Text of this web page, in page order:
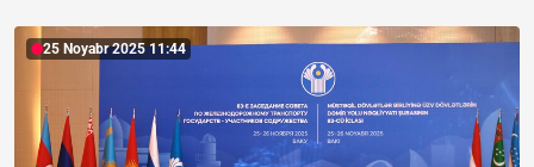
25 Noyabr 2025 11:44